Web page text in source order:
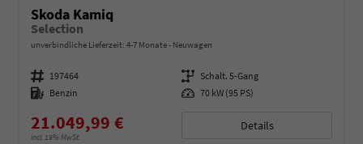
Skoda Kamiq
Selection
unverbindliche Lieferzeit: 4-7 Monate Neuwagen
Fahrzeugnummer 197464 Getriebe Schalt. 5-Gang
Kraftstoff Benzin Leistung 70 kW (95 PS)
21.049,99 €
incl. 19% MwSt.
Details